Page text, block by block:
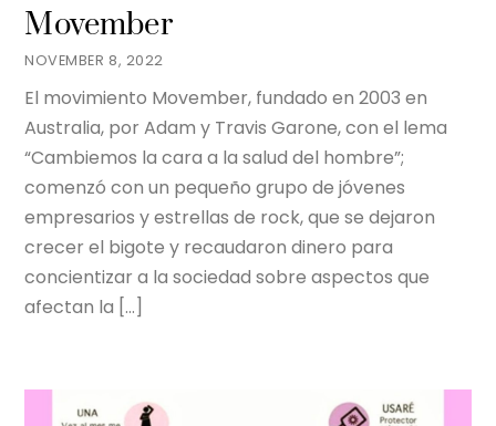
NOVEMBER 8, 2022
Movember
El movimiento Movember, fundado en 2003 en
Australia, por Adam y Travis Garone, con el lema
“Cambiemos la cara a la salud del hombre”;
comenzó con un pequeño grupo de jóvenes
empresarios y estrellas de rock, que se dejaron
crecer el bigote y recaudaron dinero para
concientizar a la sociedad sobre aspectos que
afectan la […]